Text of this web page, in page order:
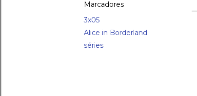
Marcadores
3x05
Alice in Borderland
séries